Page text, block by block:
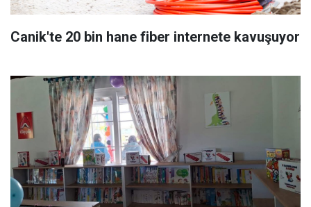
Canik'te 20 bin hane fiber internete kavuşuyor